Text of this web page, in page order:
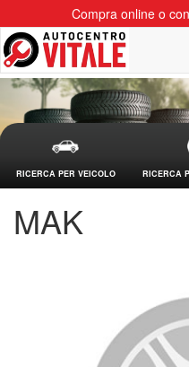
Compra online o
RICERCA PER VEICOLO RICERCA
MAK